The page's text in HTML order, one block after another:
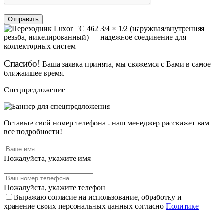
Отправить
Спасибо! Ваша заявка принята, мы свяжемся с Вами в самое
ближайшее время.
Спецпредложение
Оставьте свой номер телефона - наш менеджер расскажет вам
все подробности!
Пожалуйста, укажите имя
Пожалуйста, укажите телефон
Выражаю согласие на использование, обработку и
хранение своих персональных данных согласно Политике